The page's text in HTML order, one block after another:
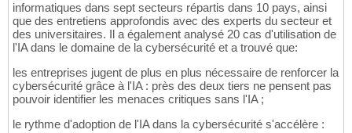
informatiques dans sept secteurs répartis dans 10 pays, ainsi
que des entretiens approfondis avec des experts du secteur et
des universitaires. Il a également analysé 20 cas d'utilisation de
l'IA dans le domaine de la cybersécurité et a trouvé que:
les entreprises jugent de plus en plus nécessaire de renforcer la
cybersécurité grâce à l'IA : près des deux tiers ne pensent pas
pouvoir identifier les menaces critiques sans l'IA ;
le rythme d'adoption de l'IA dans la cybersécurité s'accélère :